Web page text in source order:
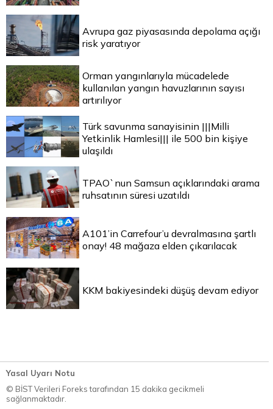
Avrupa gaz piyasasında depolama açığı
risk yaratıyor
Orman yangınlarıyla mücadelede
kullanılan yangın havuzlarının sayısı
artırılıyor
Türk savunma sanayisinin |||Milli
Yetkinlik Hamlesi||| ile 500 bin kişiye
ulaşıldı
TPAO`nun Samsun açıklarındaki arama
ruhsatının süresi uzatıldı
A101’in Carrefour’u devralmasına şartlı
onay! 48 mağaza elden çıkarılacak
KKM bakiyesindeki düşüş devam ediyor
Yasal Uyarı Notu
© BİST Verileri Foreks tarafından 15 dakika gecikmeli
sağlanmaktadır.